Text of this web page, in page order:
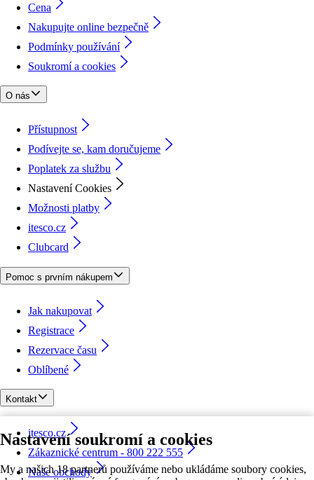
Nastavení soukromí a cookies
My a našich 18 partnerů používáme nebo ukládáme soubory cookies,
Cena
Nakupujte online bezpečně
Podmínky používání
Soukromí a cookies
O nás
Přístupnost
Podívejte se, kam doručujeme
Poplatek za službu
Nastavení Cookies
Možnosti platby
itesco.cz
Clubcard
Pomoc s prvním nákupem
Jak nakupovat
Registrace
Rezervace času
Oblíbené
Kontakt
itesco.cz
Zákaznické centrum - 800 222 555
Naše obchody